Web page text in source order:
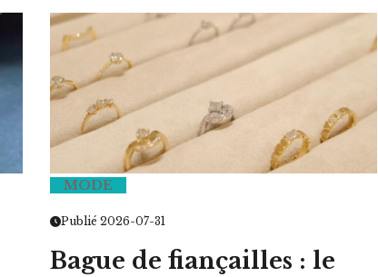
MODE
Publié 2026-07-31
Bague de fiançailles : le